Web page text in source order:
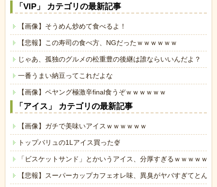
「VIP」 カテゴリの最新記事
【画像】そうめん炒めて食べるよ！
【悲報】この寿司の食べ方、NGだったｗｗｗｗｗｗ
じゃあ、孤独のグルメの松重豊の後継は誰ならいいんだよ？
一番うまい納豆ってこれだよな
【画像】ペヤング極激辛final食うぞｗｗｗｗｗｗ
「アイス」 カテゴリの最新記事
【画像】ガチで美味いアイスｗｗｗｗｗｗ
トップバリュの1Lアイス買った🍨
「ビスケットサンド」とかいうアイス、分厚すぎるｗｗｗｗｗ
【悲報】スーパーカップカフェオレ味、異臭がヤバすぎてとん